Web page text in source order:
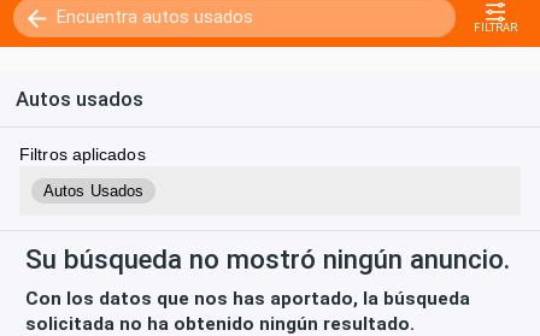
FILTRAR
Autos usados
Filtros aplicados
Autos Usados
Su búsqueda no mostró ningún anuncio.
Con los datos que nos has aportado, la búsqueda
solicitada no ha obtenido ningún resultado.